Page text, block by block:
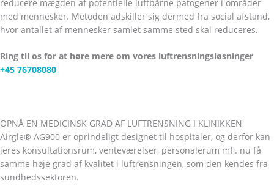
reducere mægden af potentielle luftbårne patogener i områder
med mennesker. Metoden adskiller sig dermed fra social afstand,
hvor antallet af mennesker samlet samme sted skal reduceres.
Ring til os for at høre mere om vores luftrensningsløsninger
+45 76708080
OPNÅ EN MEDICINSK GRAD AF LUFTRENSNING I KLINIKKEN
Airgle® AG900 er oprindeligt designet til hospitaler, og derfor kan
jeres konsultationsrum, venteværelser, personalerum mfl. nu få
samme høje grad af kvalitet i luftrensningen, som den kendes fra
sundhedssektoren.